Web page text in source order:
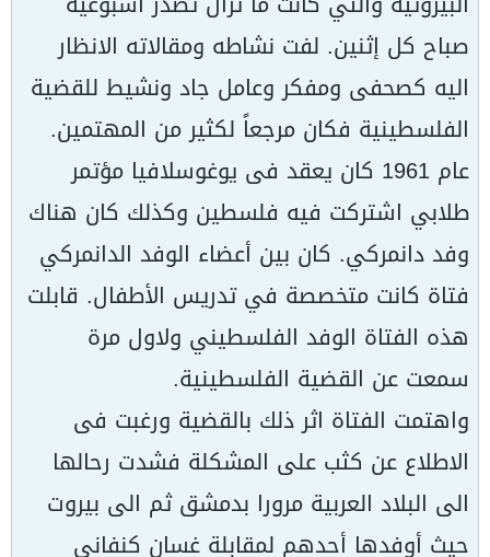
صباح كل إثنين. لفت نشاطه ومقالاته الانظار
اليه كصحفى ومفكر وعامل جاد ونشيط للقضية
الفلسطينية فكان مرجعاً لكثير من المهتمين.
عام 1961 كان يعقد فى يوغوسلافيا مؤتمر
طلابي اشتركت فيه فلسطين وكذلك كان هناك
وفد دانمركي. كان بين أعضاء الوفد الدانمركي
فتاة كانت متخصصة في تدريس الأطفال. قابلت
هذه الفتاة الوفد الفلسطيني ولاول مرة
سمعت عن القضية الفلسطينية.
واهتمت الفتاة اثر ذلك بالقضية ورغبت فى
الاطلاع عن كثب على المشكلة فشدت رحالها
الى البلاد العربية مرورا بدمشق ثم الى بيروت
حيث أوفدها أحدهم لمقابلة غسان كنفاني